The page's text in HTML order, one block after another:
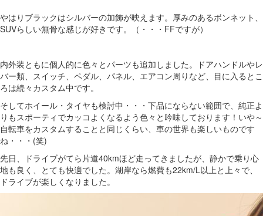
やはりブラックはシルバーの加飾が映えます。厚みのあるボンネット、
SUVらしい無骨な感じが好きです。（・・・FFですが）
内外装ともに個人的に色々とパーツも追加しました。ドアハンドルやレ
バー類、スイッチ、ペダル、パネル、エアコン周りなど、目に入るとこ
ろは続々カスタム中です。
そしてホイール・タイヤも検討中・・・下品にならない範囲で、純正よ
りもスポーティでカッコよくなるよう色々と吟味しております！いや～
自転車をカスタムすることと同じくらい、車の世界も楽しいものです
ね・・・(笑)
先日、ドライブがてら片道40kmほど走ってきましたが、静かで乗り心
地も良く、とても快適でした。湖岸なら燃費も22km/L以上と上々で、
ドライブが楽しくなりました。